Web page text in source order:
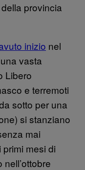
provincia
inizio nel
vasta
Libero
e terremoti
sotto per una
si stanziano
mai
mesi di